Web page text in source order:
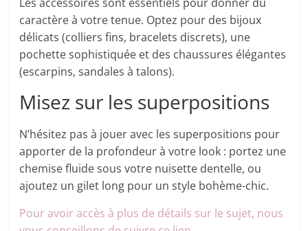
caractère à votre tenue. Optez pour des bijoux
délicats (colliers fins, bracelets discrets), une
pochette sophistiquée et des chaussures élégantes
(escarpins, sandales à talons).
Misez sur les superpositions
N’hésitez pas à jouer avec les superpositions pour
apporter de la profondeur à votre look : portez une
chemise fluide sous votre nuisette dentelle, ou
ajoutez un gilet long pour un style bohème-chic.
Pour avoir accès à plus de détails sur le sujet, nous